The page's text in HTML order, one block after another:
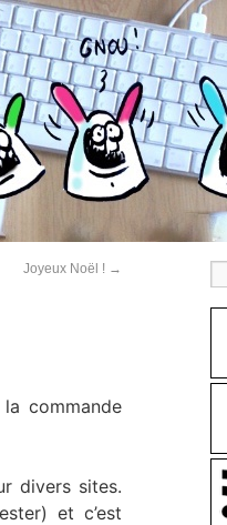
Joyeux Noël ! →
commande
divers sites.
et c’est